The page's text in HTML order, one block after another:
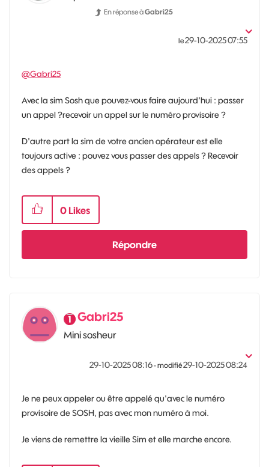
En réponse àGabri25
le‎29-10-202507:55
@Gabri25
Avec la sim Sosh que pouvez-vous faire aujourd'hui : passer
un appel ?recevoir un appel sur le numéro provisoire ?
D'autre part la sim de votre ancien opérateur est elle
toujours active : pouvez vous passer des appels ? Recevoir
des appels ?
0 Likes
Répondre
Gabri25
Mini sosheur
‎29-10-202508:16- modifié‎29-10-202508:24
Je ne peux appeler ou être appelé qu'avec le numéro
provisoire de SOSH, pas avec mon numéro à moi.
Je viens de remettre la vieille Sim et elle marche encore.